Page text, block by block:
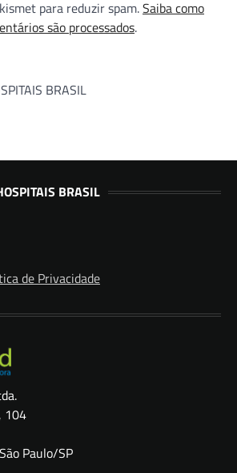
para reduzir spam.Saiba como
são processados.
BRASIL
BRASIL
de Privacidade
104
Paulo/SP